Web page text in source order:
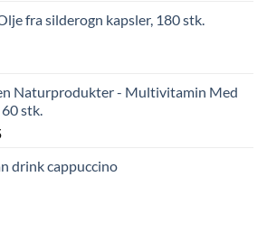
fra silderogn kapsler, 180 stk.
Naturprodukter - Multivitamin Med
stk.
drink cappuccino